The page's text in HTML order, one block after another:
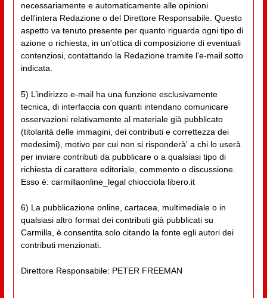
necessariamente e automaticamente alle opinioni
dell'intera Redazione o del Direttore Responsabile. Questo
aspetto va tenuto presente per quanto riguarda ogni tipo di
azione o richiesta, in un'ottica di composizione di eventuali
contenziosi, contattando la Redazione tramite l'e-mail sotto
indicata.
5) L’indirizzo e-mail ha una funzione esclusivamente
tecnica, di interfaccia con quanti intendano comunicare
osservazioni relativamente al materiale già pubblicato
(titolarità delle immagini, dei contributi e correttezza dei
medesimi), motivo per cui non si risponderà' a chi lo userà
per inviare contributi da pubblicare o a qualsiasi tipo di
richiesta di carattere editoriale, commento o discussione.
Esso è: carmillaonline_legal chiocciola libero.it
6) La pubblicazione online, cartacea, multimediale o in
qualsiasi altro format dei contributi già pubblicati su
Carmilla, è consentita solo citando la fonte egli autori dei
contributi menzionati.
Direttore Responsabile: PETER FREEMAN